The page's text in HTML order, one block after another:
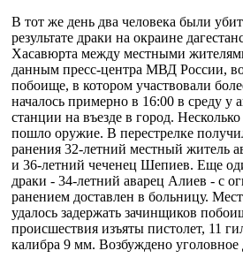
В тот же день два человека были
результате драки на окраине
Хасавюрта между местными
данным пресс-центра МВД России,
побоище, в котором участвовали
началось примерно в 16:00 в среду у
станции на въезде в город.
пошло оружие. В перестрелке
ранения 32-летний местный житель
и 36-летний чеченец Шепиев. Еще
драки - 34-летний аварец Алиев - с
ранением доставлен в больницу.
удалось задержать зачинщиков
происшествия изъяты пистолет, 11
калибра 9 мм. Возбуждено уголовное